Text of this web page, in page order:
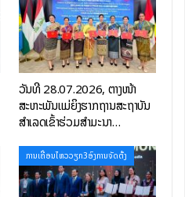
ວັນທີ 28.07.2026, ຕາງໜ້າ
ສະຫະພັນແມ່ຍິງຮາກຖານສະຖາບັນ
ສຳເລັດເຂົ້າຮ່ວມສຳມະນາ…
ການເຄື່ອນໄຫວວຽກ3ອົງການຈັດຕັ້ງ